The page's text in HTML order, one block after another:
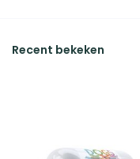
Recent bekeken